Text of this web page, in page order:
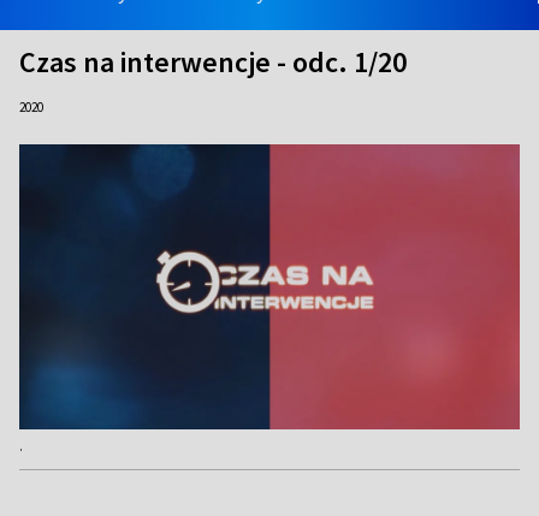
Czas na interwencje - odc. 1/20
2020
.